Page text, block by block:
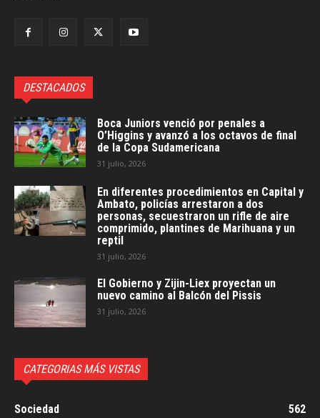
DESTACADOS
Boca Juniors venció por penales a
O’Higgins y avanzó a los octavos de final
de la Copa Sudamericana
31 julio, 2026
En diferentes procedimientos en Capital y
Ambato, policías arrestaron a dos
personas, secuestraron un rifle de aire
comprimido, plantines de Marihuana y un
reptil
31 julio, 2026
El Gobierno y Zijin-Liex proyectan un
nuevo camino al Balcón del Pissis
31 julio, 2026
CATEGORIAS MÁS VISTAS
Sociedad 562